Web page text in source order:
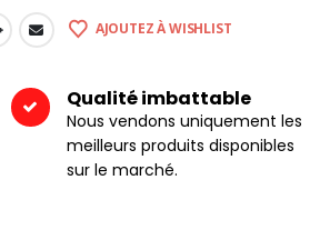
AJOUTEZ À WISHLIST
Qualité imbattable
Nous vendons uniquement les
meilleurs produits disponibles
sur le marché.